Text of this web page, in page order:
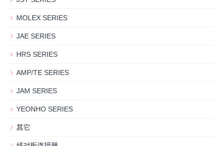
MOLEX SERIES
JAE SERIES
HRS SERIES
AMP/TE SERIES
JAM SERIES
YEONHO SERIES
其它